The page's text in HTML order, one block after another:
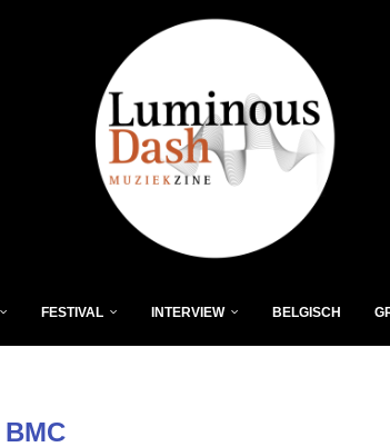
FESTIVAL INTERVIEW BELGISCH
BMC